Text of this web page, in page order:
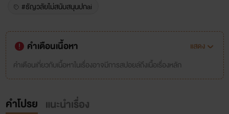
#ธัญวลัยไม่สนับสนุนปกai
คำเตือนเนื้อหา
แสดง
คำเตือนเกี่ยวกับเนื้อหาในเรื่องอาจมีการสปอยล์ถึงเนื้อเรื่องหลัก
คำโปรย แนะนำเรื่อง